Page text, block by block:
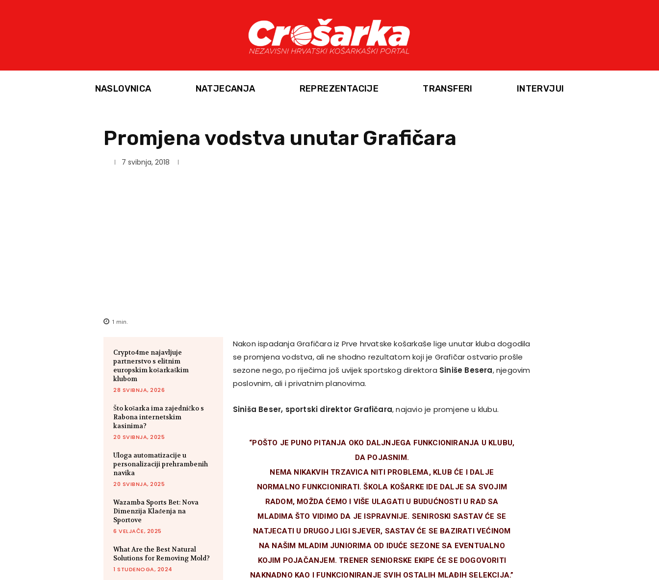
NASLOVNICA NATJECANJA REPREZENTACIJE TRANSFERI INTERVJUI
Promjena vodstva unutar Grafičara
7 svibnja, 2018
1 min.
Crypto4me najavljuje
partnerstvo s elitnim
europskim košarkaškim
klubom
28 SVIBNJA, 2026
Što košarka ima zajedničko s
Rabona internetskim
kasinima?
20 SVIBNJA, 2025
Uloga automatizacije u
personalizaciji prehrambenih
navika
20 SVIBNJA, 2025
Wazamba Sports Bet: Nova
Dimenzija Klađenja na
Sportove
6 VELJAČE, 2025
What Are the Best Natural
Solutions for Removing Mold?
1 STUDENOGA, 2024
Nakon ispadanja Grafičara iz Prve hrvatske košarkaše lige unutar kluba dogodila
se promjena vodstva, ali ne shodno rezultatom koji je Grafičar ostvario prošle
sezone nego, po riječima još uvijek sportskog direktora Siniše Besera, njegovim
poslovnim, ali i privatnim planovima.
Siniša Beser, sportski direktor Grafičara, najavio je promjene u klubu.
“POŠTO JE PUNO PITANJA OKO DALJNJEGA FUNKCIONIRANJA U KLUBU,
DA POJASNIM.
NEMA NIKAKVIH TRZAVICA NITI PROBLEMA, KLUB ĆE I DALJE
NORMALNO FUNKCIONIRATI. ŠKOLA KOŠARKE IDE DALJE SA SVOJIM
RADOM, MOŽDA ĆEMO I VIŠE ULAGATI U BUDUĆNOSTI U RAD SA
MLADIMA ŠTO VIDIMO DA JE ISPRAVNIJE. SENIROSKI SASTAV ĆE SE
NATJECATI U DRUGOJ LIGI SJEVER, SASTAV ĆE SE BAZIRATI VEĆINOM
NA NAŠIM MLADIM JUNIORIMA OD IDUĆE SEZONE SA EVENTUALNO
KOJIM POJAČANJEM. TRENER SENIORSKE EKIPE ĆE SE DOGOVORITI
NAKNADNO KAO I FUNKCIONIRANJE SVIH OSTALIH MLAĐIH SELEKCIJA.”